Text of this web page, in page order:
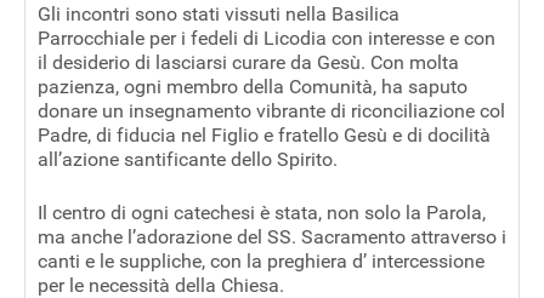
Gli incontri sono stati vissuti nella Basilica
Parrocchiale per i fedeli di Licodia con interesse e con
il desiderio di lasciarsi curare da Gesù. Con molta
pazienza, ogni membro della Comunità, ha saputo
donare un insegnamento vibrante di riconciliazione col
Padre, di fiducia nel Figlio e fratello Gesù e di docilità
all’azione santificante dello Spirito.
Il centro di ogni catechesi è stata, non solo la Parola,
ma anche l’adorazione del SS. Sacramento attraverso i
canti e le suppliche, con la preghiera d’ intercessione
per le necessità della Chiesa.